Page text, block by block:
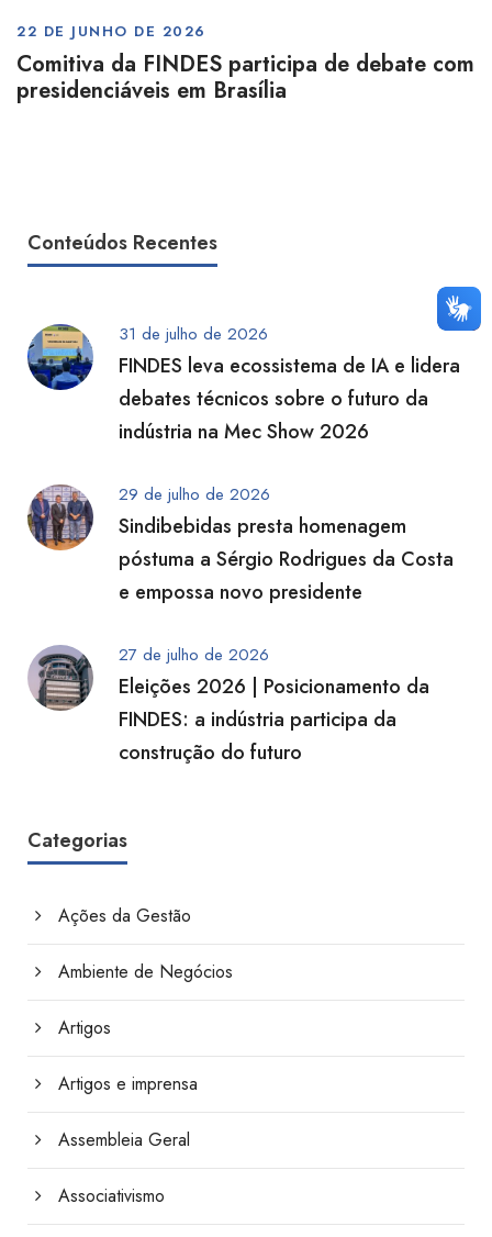
22 DE JUNHO DE 2026
Comitiva da FINDES participa de debate com
presidenciáveis em Brasília
Conteúdos Recentes
31 de julho de 2026
FINDES leva ecossistema de IA e lidera
debates técnicos sobre o futuro da
indústria na Mec Show 2026
29 de julho de 2026
Sindibebidas presta homenagem
póstuma a Sérgio Rodrigues da Costa
e empossa novo presidente
27 de julho de 2026
Eleições 2026 | Posicionamento da
FINDES: a indústria participa da
construção do futuro
Categorias
Ações da Gestão
Ambiente de Negócios
Artigos
Artigos e imprensa
Assembleia Geral
Associativismo